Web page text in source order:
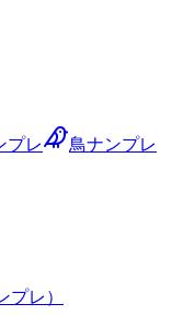
プレ
鳥ナンプレ
プレ）